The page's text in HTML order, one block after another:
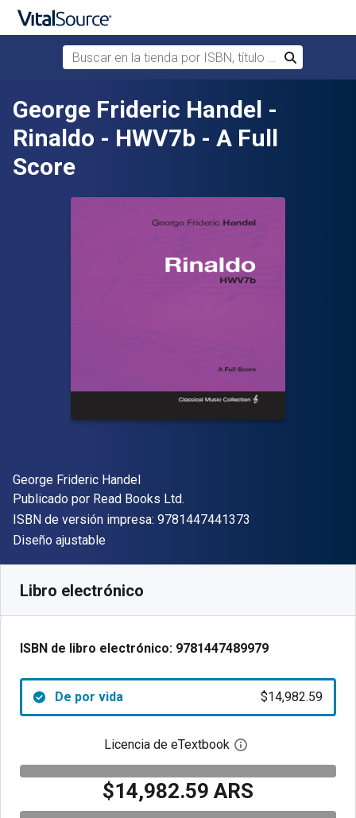
Saltar al contenido principal
Buscar en la tienda por ISBN, título o autor
Buscar
George Frideric Handel -
Rinaldo - HWV7b - A Full
Score
Autor(es)
George Frideric Handel
Editor
Publicado por Read Books Ltd.
ISBN de versión impresa: 9781447441373
Formato
Diseño ajustable
Libro electrónico
ISBN de libro electrónico: 9781447489979
De por vida $14,982.59
Licencia de eTextbook Abre el cuadro de
$14,982.59 ARS